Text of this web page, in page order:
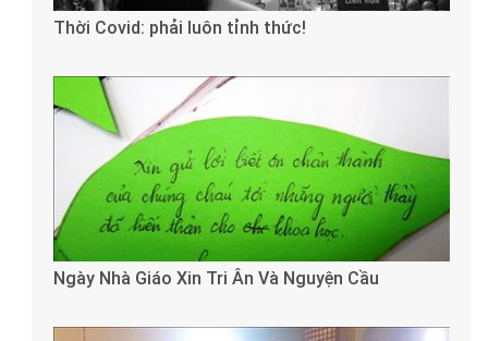
Thời Covid: phải luôn tỉnh thức!
Ngày Nhà Giáo Xin Tri Ân Và Nguyện Cầu